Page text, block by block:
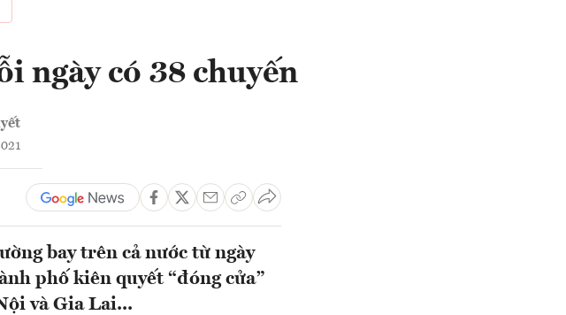
ngày có 38 chuyến
bay trên cả nước từ ngày
phố kiên quyết “đóng cửa”
và Gia Lai...